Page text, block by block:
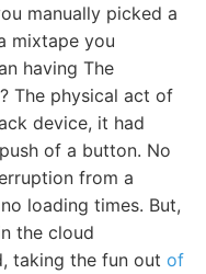
manually picked a
mixtape you
having The
The physical act of
device, it had
push of a button. No
from a
loading times. But,
the cloud
taking the fun out of